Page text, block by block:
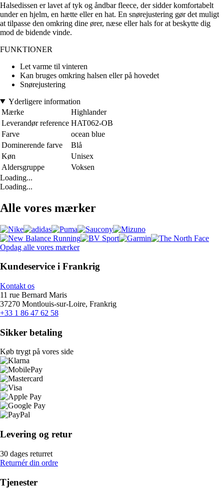
Halsedissen er lavet af tyk og åndbar fleece, der sidder komfortabelt
under en hjelm, en hætte eller en hat. En snørejustering gør det muligt
at tilpasse den omkring dine ører, næse eller hals for at beskytte dig
mod de bidende vinde.
FUNKTIONER
Let varme til vinteren
Kan bruges omkring halsen eller på hovedet
Snørejustering
Yderligere information
Mærke
Highlander
Leverandør reference HAT062-OB
Farve
ocean blue
Dominerende farve
Blå
Køn
Unisex
Aldersgruppe
Voksen
Loading...
Loading...
Alle vores mærker
Opdag alle vores mærker
Kundeservice i Frankrig
Kontakt os
11 rue Bernard Maris
37270 Montlouis-sur-Loire, Frankrig
+33 1 86 47 62 58
Sikker betaling
Køb trygt på vores side
Levering og retur
30 dages returret
Returnér din ordre
Tjenester